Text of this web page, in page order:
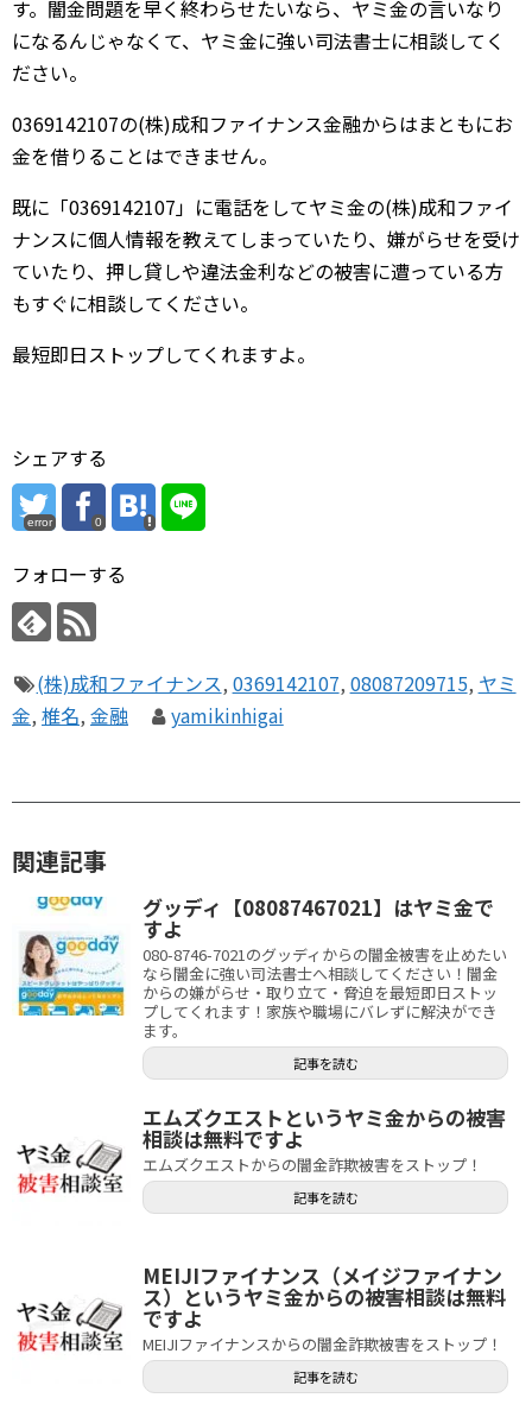
す。闇金問題を早く終わらせたいなら、ヤミ金の言いなり
になるんじゃなくて、ヤミ金に強い司法書士に相談してく
ださい。
0369142107の(株)成和ファイナンス金融からはまともにお
金を借りることはできません。
既に「0369142107」に電話をしてヤミ金の(株)成和ファイ
ナンスに個人情報を教えてしまっていたり、嫌がらせを受け
ていたり、押し貸しや違法金利などの被害に遭っている方
もすぐに相談してください。
最短即日ストップしてくれますよ。
シェアする
error 0
フォローする
(株)成和ファイナンス, 0369142107, 08087209715, ヤミ
金, 椎名, 金融 yamikinhigai
関連記事
グッディ【08087467021】はヤミ金で
すよ
080-8746-7021のグッディからの闇金被害を止めたい
なら闇金に強い司法書士へ相談してください！闇金
からの嫌がらせ・取り立て・脅迫を最短即日ストッ
プしてくれます！家族や職場にバレずに解決ができ
ます。
記事を読む
エムズクエストというヤミ金からの被害
相談は無料ですよ
エムズクエストからの闇金詐欺被害をストップ！
記事を読む
MEIJIファイナンス（メイジファイナン
ス）というヤミ金からの被害相談は無料
ですよ
MEIJIファイナンスからの闇金詐欺被害をストップ！
記事を読む